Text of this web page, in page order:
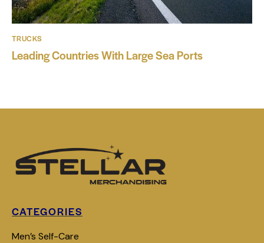
TRUCKS
Leading Countries With Large Sea Ports
CATEGORIES
Men’s Self-Care